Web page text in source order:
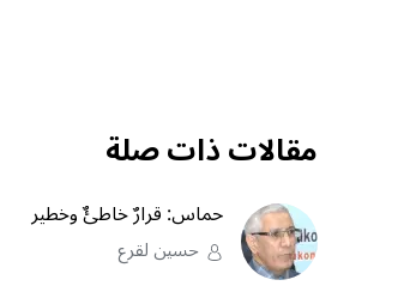
مقالات ذات صلة
حماس: قرارٌ خاطئٌ وخطير
حسين لقرع